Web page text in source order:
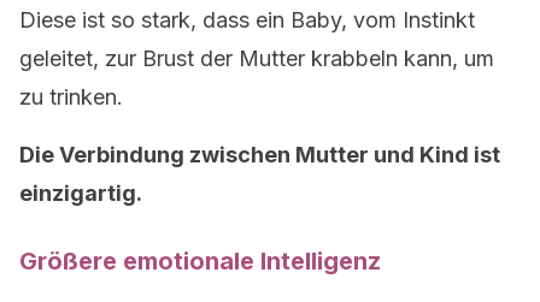
Diese ist so stark, dass ein Baby, vom Instinkt
geleitet, zur Brust der Mutter krabbeln kann, um
zu trinken.
Die Verbindung zwischen Mutter und Kind ist
einzigartig.
Größere emotionale Intelligenz